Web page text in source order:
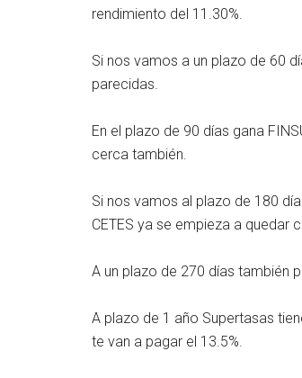
rendimiento del 11.30%.
Si nos vamos a un plazo de 60
parecidas.
En el plazo de 90 días gana
cerca también.
Si nos vamos al plazo de 180
CETES ya se empieza a quedar
A un plazo de 270 días también
A plazo de 1 año Supertasas
te van a pagar el 13.5%.